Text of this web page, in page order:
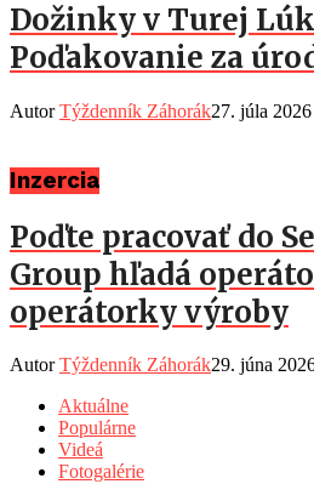
Dožinky v Turej
Poďakovanie za
AutorTýždenník Záhorák27. júla 2026
Inzercia
Poďte pracovať do
Group hľadá
operátorky výroby
AutorTýždenník Záhorák29. júna
Aktuálne
Populárne
Videá
Fotogalérie